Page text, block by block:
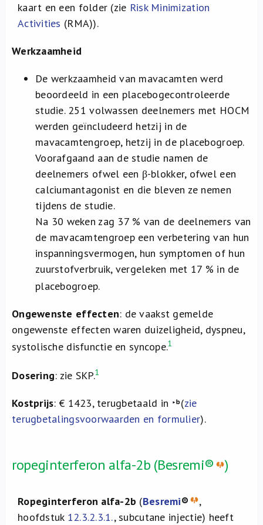
kaart en een folder (zie Risk Minimization
Activities (RMA)).
Werkzaamheid
De werkzaamheid van mavacamten werd
beoordeeld in een placebogecontroleerde
studie. 251 volwassen deelnemers met HOCM
werden geïncludeerd hetzij in de
mavacamtengroep, hetzij in de placebogroep.
Voorafgaand aan de studie namen de
deelnemers ofwel een β-blokker, ofwel een
calciumantagonist en die bleven ze nemen
tijdens de studie.
Na 30 weken zag 37 % van de deelnemers van
de mavacamtengroep een verbetering van hun
inspanningsvermogen, hun symptomen of hun
zuurstofverbruik, vergeleken met 17 % in de
placebogroep.
Ongewenste effecten: de vaakst gemelde
ongewenste effecten waren duizeligheid, dyspneu,
systolische disfunctie en syncope.1
Dosering: zie SKP.1
Kostprijs: € 1423, terugbetaald in (zie
terugbetalingsvoorwaarden en formulier).
ropeginterferon alfa-2b (Besremi® )
Ropeginterferon alfa-2b (Besremi®
,
hoofdstuk 12.3.2.3.1., subcutane injectie) heeft